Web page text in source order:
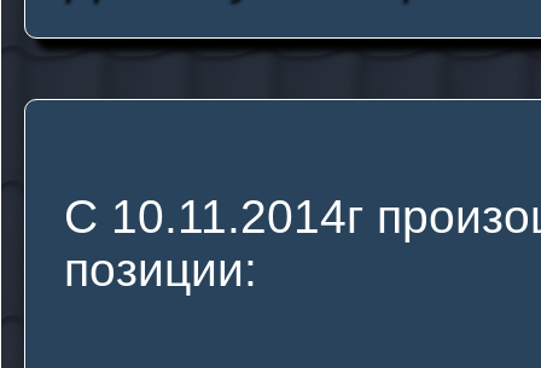
С 10.11.2014г
позиции: